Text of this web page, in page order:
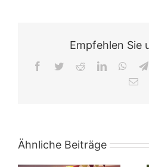
Empfehlen Sie
Facebook
TwitterRedditLinkedIn
E-
Ähnliche Beiträge